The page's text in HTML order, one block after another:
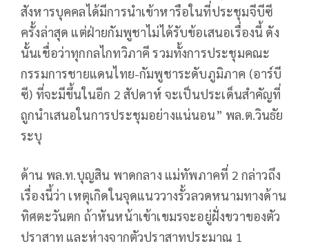
สังหารบุคคลได้มีการนำเข้าหารือในที่ประชุมจีบีซี
ครั้งล่าสุด แต่ฝ่ายกัมพูชาไม่ได้รับข้อเสนอเรื่องนี้ ดัง
นั้นเชื่อว่าทุกกลไกทวิภาคี รวมทั้งการประชุมคณะ
กรรมการชายแดนไทย-กัมพูชาระดับภูมิภาค (อาร์บี
ซี) ที่จะมีขึ้นในอีก 2 สัปดาห์ จะเป็นประเด็นสำคัญที่
ถูกนำเสนอในการประชุมอย่างแน่นอน” พล.ต.วินธัย
ระบุ
ด้าน พล.ท.บุญสิน พาดกลาง แม่ทัพภาคที่ 2 กล่าวถึง
เรื่องนี้ว่า เหตุเกิดในจุดแนววางรั้วลวดหนามทางด้าน
ทิศตะวันตก ถ้าหันหน้าเข้าเขมรจะอยู่ฝั่งขวาของตัว
ปราสาท และห่างจากตัวปราสาทประมาณ 1